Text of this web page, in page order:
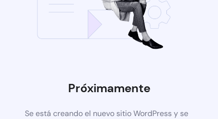
Próximamente
Se está creando el nuevo sitio WordPress y se